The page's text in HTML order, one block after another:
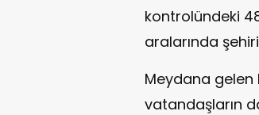
kontrolündeki
aralarında
Meydana gelen
vatandaşların